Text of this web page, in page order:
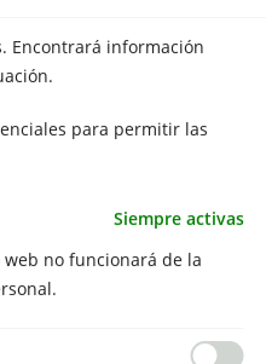
Encontrará información
para permitir las
Siempre activas
no funcionará de la